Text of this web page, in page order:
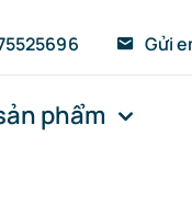
Gửi
phẩm